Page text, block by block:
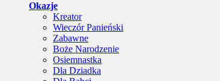
Okazje
Kreator
Wieczór Panieński
Zabawne
Boże Narodzenie
Osiemnastka
Dla Dziadka